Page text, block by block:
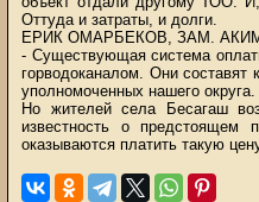
Оттуда и затраты, и долги.
ЕРИК ОМАРБЕКОВ, ЗАМ.
- Существующая система
горводоканалом. Они
уполномоченных нашего округа.
Но жителей села Бесагаш
известность о
оказываются платить такую